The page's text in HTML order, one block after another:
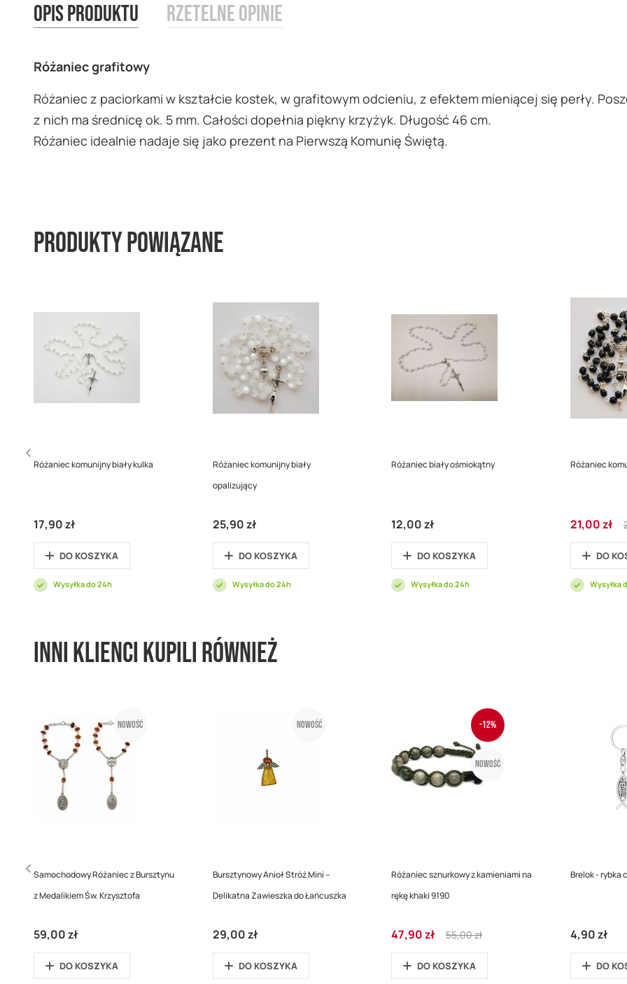
images
Opis produktu
Różaniec grafitowy
Różaniec z paciorkami w kształcie kostek, w grafitowym odcieniu, z efektem mieniącej się perły.
z nich ma średnicę ok. 5 mm. Całości dopełnia piękny krzyżyk. Długość 46 cm.
Różaniec idealnie nadaje się jako prezent na Pierwszą Komunię Świętą.
Rzetelne opinie
Produkty powiązane
Różaniec komunijny biały kulka
17,90 zł
DO KOSZYKA
Wysyłka do 24h
Różaniec komunijny biały
opalizujący
25,90 zł
DO KOSZYKA
Wysyłka do 24h
Różaniec biały ośmiokątny
12,00 zł
DO KOSZYKA
Wysyłka do 24h
Różaniec
Cena
promocyjna
21,00 zł
DO
Wysyłka
Inni klienci kupili również
Nowość
Samochodowy Różaniec z Bursztynu
z Medalikiem Św. Krzysztofa
59,00 zł
DO KOSZYKA
Nowość
Bursztynowy Anioł Stróż Mini –
Delikatna Zawieszka do Łańcuszka
29,00 zł
DO KOSZYKA
-12%
Nowość
Różaniec sznurkowy z kamieniami na
rękę khaki 9190
Cena
promocyjna
47,90 zł
Regular
Price
55,00 zł
DO KOSZYKA
Brelok - rybka
4,90 zł
DO